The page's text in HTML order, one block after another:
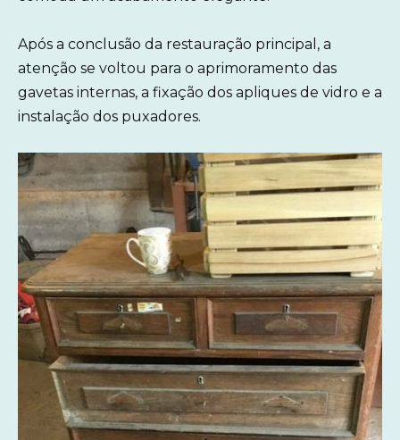
Após a conclusão da restauração principal, a
atenção se voltou para o aprimoramento das
gavetas internas, a fixação dos apliques de vidro e a
instalação dos puxadores.